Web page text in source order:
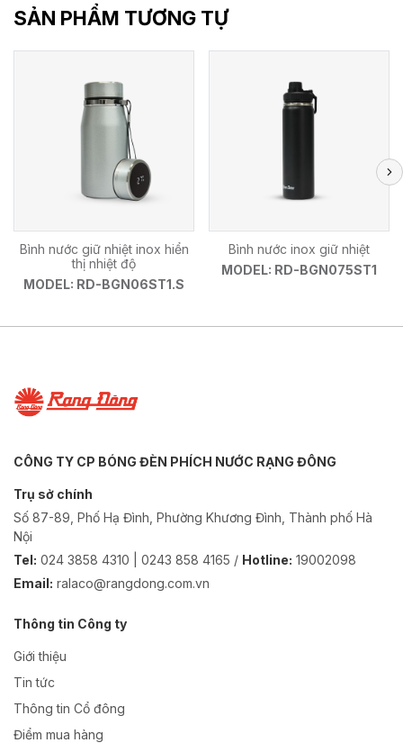
SẢN PHẨM TƯƠNG TỰ
Bình nước giữ nhiệt inox hiển
thị nhiệt độ
MODEL: RD-BGN06ST1.S
Bình nước inox giữ nhiệt
MODEL: RD-BGN075ST1
CÔNG TY CP BÓNG ĐÈN PHÍCH NƯỚC RẠNG ĐÔNG
Trụ sở chính
Số 87-89, Phố Hạ Đình, Phường Khương Đình, Thành phố Hà
Nội
Tel: 024 3858 4310 | 0243 858 4165 / Hotline: 19002098
Email: ralaco@rangdong.com.vn
Thông tin Công ty
Giới thiệu
Tin tức
Thông tin Cổ đông
Điểm mua hàng